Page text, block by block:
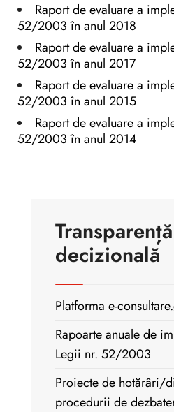
Raport de evaluare a
52/2003 în anul 2018
Raport de evaluare a
52/2003 în anul 2017
Raport de evaluare a
52/2003 în anul 2015
Raport de evaluare a
52/2003 în anul 2014
Transparență
decizională
Platforma e-
Rapoarte anuale de
Legii nr. 52/2003
Proiecte de hotărâri/
procedurii de